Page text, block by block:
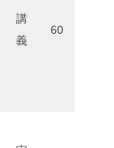
講
義
60